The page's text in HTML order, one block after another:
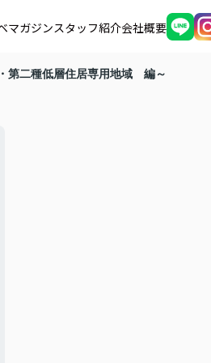
マガジンスタッフ紹介会社概要
第二種低層住居専用地域 編～